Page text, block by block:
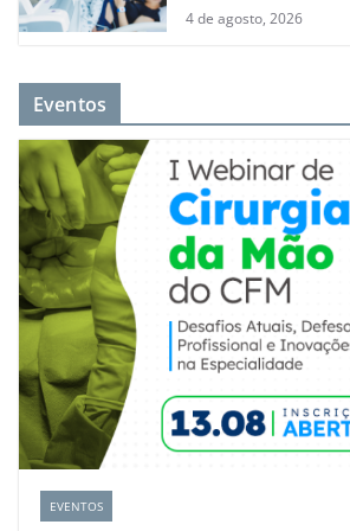
4 de agosto, 2026
Eventos
EVENTOS